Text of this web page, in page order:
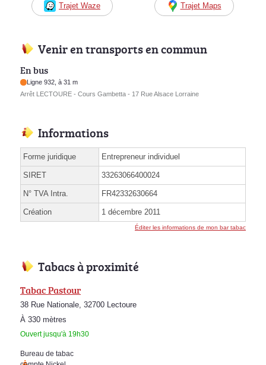
Trajet Waze Trajet Maps
Venir en transports en commun
En bus
Ligne 932, à 31 m
Arrêt LECTOURE - Cours Gambetta - 17 Rue Alsace Lorraine
Informations
Forme juridique Entrepreneur individuel
SIRET 33263066400024
N° TVA Intra. FR42332630664
Création 1 décembre 2011
Éditer les informations de mon bar tabac
Tabacs à proximité
Tabac Pastour
38 Rue Nationale, 32700 Lectoure
À 330 mètres
Ouvert jusqu'à 19h30
Bureau de tabac